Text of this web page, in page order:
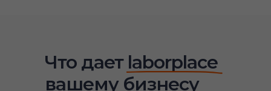
Что дает laborplace
вашему бизнесу